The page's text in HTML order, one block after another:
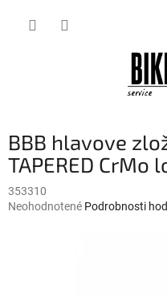
BBB hlavove
TAPERED CrMo
353310
Priemerné
Neohodnotené Podrobnosti